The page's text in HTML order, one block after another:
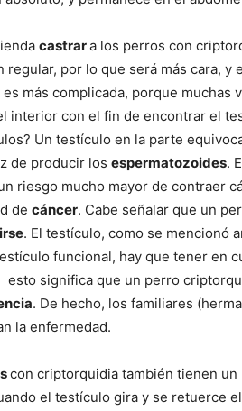
castrara los perros con
regular, por lo que será más cara, y
es más complicada, porque muchas
interior con el fin de encontrar el
Un testículo en la parte
de producir los espermatozoides.
riesgo mucho mayor de contraer
de cáncer. Cabe señalar que un
. El testículo, como se mencionó
funcional, hay que tener en
esto significa que un perro
. De hecho, los familiares
la enfermedad.
con criptorquidia también tienen
el testículo gira y se retuerce